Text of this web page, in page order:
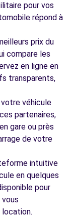
pour vos
répond à
prix du
compare les
en ligne en
transparents,
véhicule
partenaires,
gare ou près
de votre
intuitive
en quelques
pour